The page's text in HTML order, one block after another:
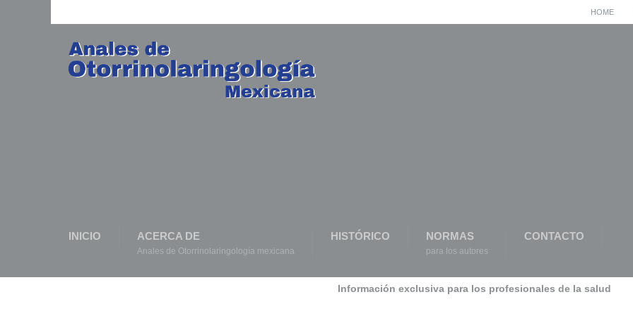
HOME
INICIO ACERCA DE
Anales de Otorrinolaringología mexicana
HISTÓRICO NORMAS
para los autores
CONTACTO
Información exclusiva para los profesionales de la salud